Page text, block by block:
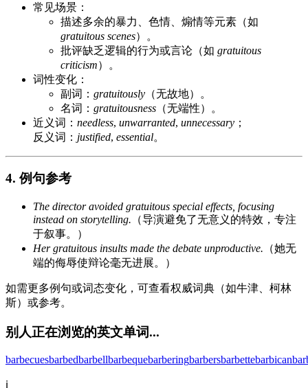
常见场景：
描述多余的暴力、色情、煽情等元素（如
gratuitous scenes）。
批评缺乏逻辑的行为或言论（如 gratuitous
criticism）。
词性变化：
副词： gratuitously （无故地）。
名词： gratuitousness （无端性）。
近义词： needless, unwarranted, unnecessary ；
反义词： justified, essential。
4. 例句参考
The director avoided gratuitous special effects, focusing
instead on storytelling. （导演避免了无意义的特效，专注
于叙事。）
Her gratuitous insults made the debate unproductive. （她无
端的侮辱使辩论毫无进展。）
如需更多例句或词态变化，可查看权威词典（如牛津、柯林
斯）或参考。
别人正在浏览的英文单词...
barbecuesbarbedbarbellbarbequebarberingbarbersbarbettebarbican
ℹ️